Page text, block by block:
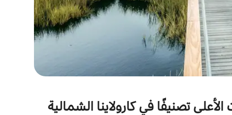
الأعلى تصنيفًا في كارولاينا الشمالية